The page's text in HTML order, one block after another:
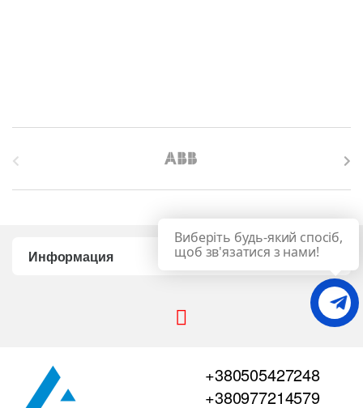
Информация
+380505427248
+380977214579
Виберіть будь-який спосіб,
щоб зв'язатися з нами!